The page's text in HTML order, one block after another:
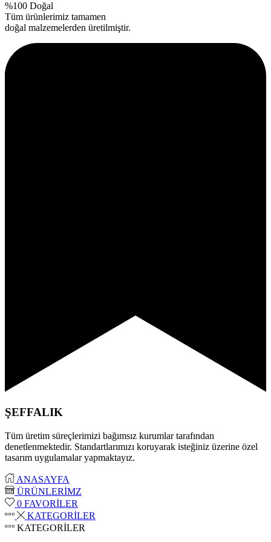
%100 Doğal
Tüm ürünlerimiz tamamen
doğal malzemelerden üretilmiştir.
ŞEFFALIK
Tüm üretim süreçlerimizi bağımsız kurumlar tarafından
denetlenmektedir. Standartlarımızı koruyarak isteğiniz üzerine özel
tasarım uygulamalar yapmaktayız.
ANASAYFA
ÜRÜNLERİMZ
0 FAVORİLER
KATEGORİLER
KATEGORİLER